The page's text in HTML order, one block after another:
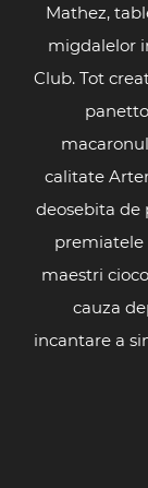
Mathez,
migdalelor
Club. Tot
calitate
deosebita de
premiatele
maestri
cauza
incantare a